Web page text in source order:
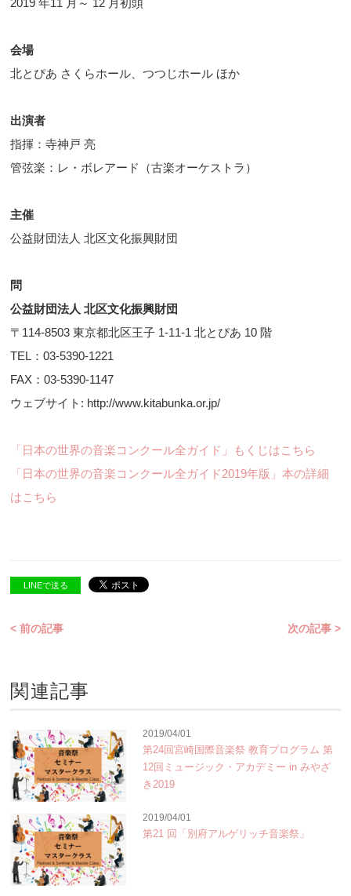
2019 年11 月～ 12 月初頭
会場
北とぴあ さくらホール、つつじホール ほか
出演者
指揮：寺神戸 亮
管弦楽：レ・ボレアード（古楽オーケストラ）
主催
公益財団法人 北区文化振興財団
問
公益財団法人 北区文化振興財団
〒114-8503 東京都北区王子 1-11-1 北とぴあ 10 階
TEL：03-5390-1221
FAX：03-5390-1147
ウェブサイト: http://www.kitabunka.or.jp/
「日本の世界の音楽コンクール全ガイド」もくじはこちら
「日本の世界の音楽コンクール全ガイド2019年版」本の詳細
はこちら
LINEで送る
< 前の記事 次の記事 >
関連記事
2019/04/01
第24回宮崎国際音楽祭 教育プログラム 第
12回ミュージック・アカデミー in みやざ
き2019
2019/04/01
第21 回「別府アルゲリッチ音楽祭」